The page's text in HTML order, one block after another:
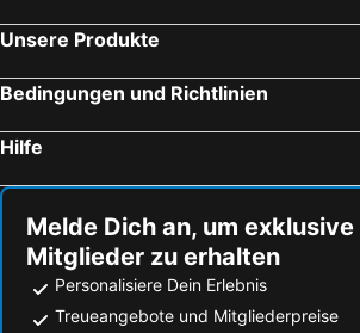
Unsere Produkte
Bedingungen und Richtlinien
Hilfe
Melde Dich an, um
Mitglieder zu erhalten
Personalisiere Dein Erlebnis
Treueangebote und Mitgliederpreise